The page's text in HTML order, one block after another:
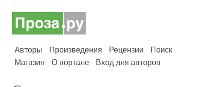
Авторы Произведения Рецензии
Поиск
Магазин
О портале Вход для авторов